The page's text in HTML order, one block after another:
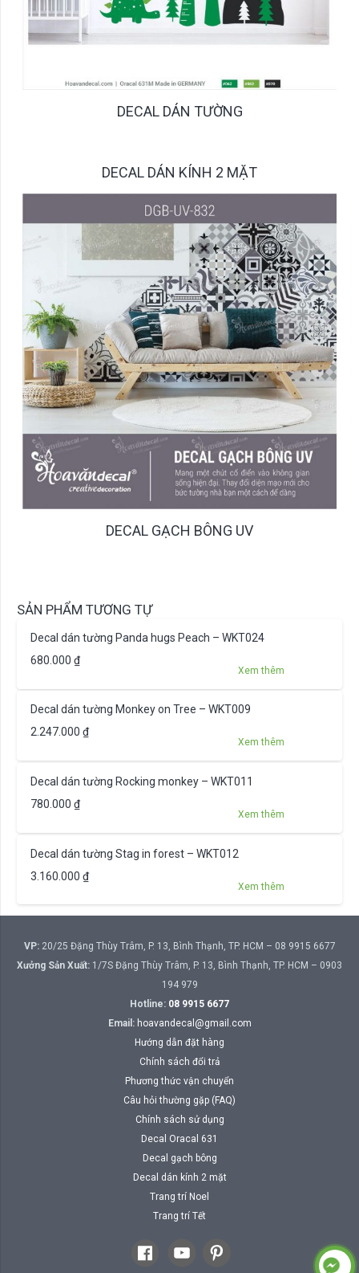
DECAL DÁN TƯỜNG
DECAL DÁN KÍNH 2 MẶT
DECAL GẠCH BÔNG UV
SẢN PHẨM TƯƠNG TỰ
Decal dán tường Panda hugs Peach – WKT024
680.000 ₫
Xem thêm
Decal dán tường Monkey on Tree – WKT009
2.247.000 ₫
Xem thêm
Decal dán tường Rocking monkey – WKT011
780.000 ₫
Xem thêm
Decal dán tường Stag in forest – WKT012
3.160.000 ₫
Xem thêm
VP:20/25 Đặng Thùy Trâm, P. 13, Bình Thạnh, TP. HCM – 08 9915 6677
Xưởng Sản Xuất: 1/7S Đặng Thùy Trâm, P. 13, Bình Thạnh, TP. HCM – 0903
194 979
Hotline: 08 9915 6677
Email: hoavandecal@gmail.com
Hướng dẫn đặt hàng
Chính sách đổi trả
Phương thức vận chuyển
Câu hỏi thường gặp (FAQ)
Chính sách sử dụng
Decal Oracal 631
Decal gạch bông
Decal dán kính 2 mặt
Trang trí Noel
Trang trí Tết